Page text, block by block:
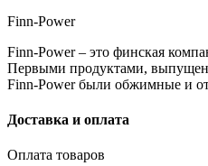
Finn-Power
Finn-Power – это финская
Первыми продуктами,
Finn-Power были обжимные и
Доставка и оплата
Оплата товаров